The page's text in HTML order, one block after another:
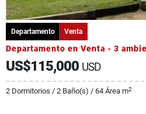
Departamento Venta
US$115,000 USD
2 Dormitorios / 2 Baño(s) / 64 Área m2